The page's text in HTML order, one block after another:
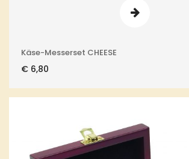
Käse-Messerset CHEESE
€ 6,80